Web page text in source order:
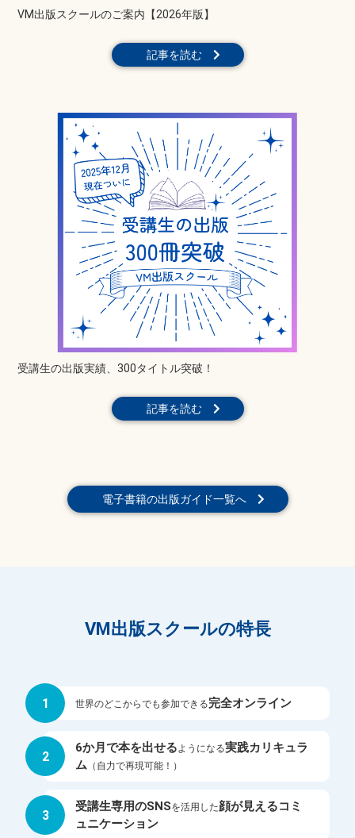
VM出版スクールのご案内【2026年版】
記事を読む
受講生の出版実績、300タイトル突破！
記事を読む
電子書籍の出版ガイド一覧へ
VM出版スクールの特長
1 世界のどこからでも参加できる完全オンライン
2
6か月で本を出せるようになる実践カリキュラ
ム（自力で再現可能！）
3
受講生専用のSNSを活用した顔が見えるコミ
ュニケーション